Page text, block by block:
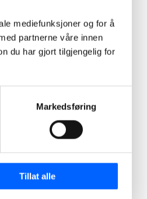
mediefunksjoner og for å
partnerne våre innen
du har gjort tilgjengelig for
Markedsføring
Tillat alle